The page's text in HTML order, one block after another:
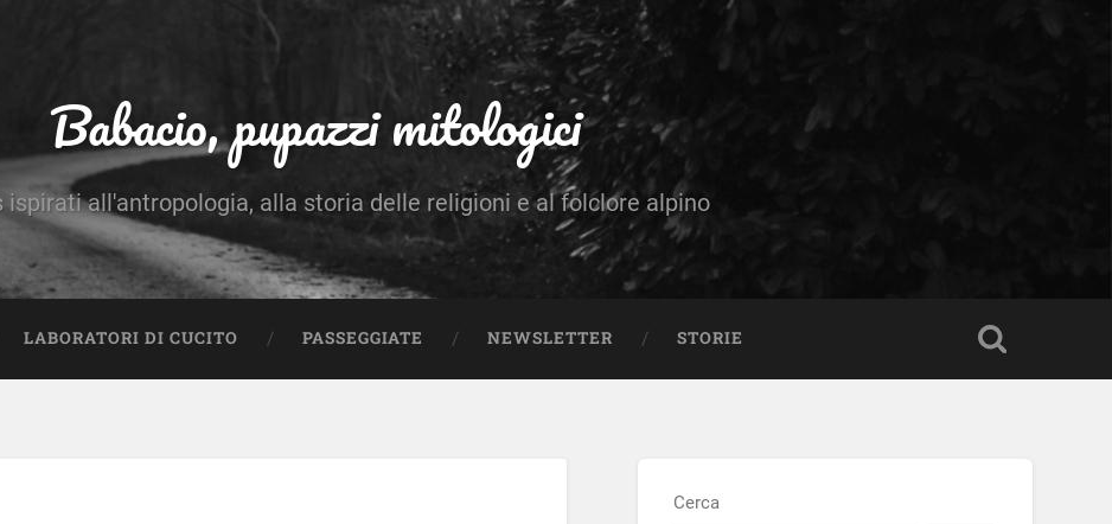
Babacio, pupazzi mitologici
ispirati all'antropologia, alla storia delle religioni e al folclore alpino
LABORATORI DI CUCITO PASSEGGIATE NEWSLETTER STORIE
Cerca